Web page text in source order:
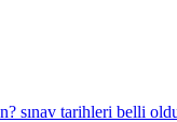
sınav tarihleri belli